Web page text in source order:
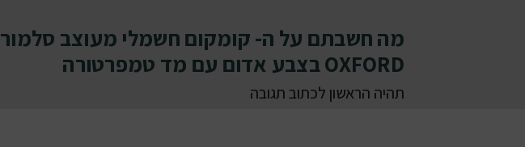
מה חשבתם על ה- קומקום חשמלי מעוצב סלמור
OXFORD בצבע אדום עם מד טמפרטורה
תהיה הראשון לכתוב תגובה